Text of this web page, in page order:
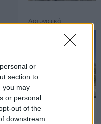
or
section to
you may
or personal
out of the
downstream
Αστυνομικά
Βόρειο Αιγαίο